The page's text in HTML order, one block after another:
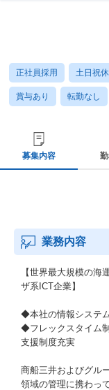
正社員採用 土日祝
賞与あり 転勤なし
募集内容
業務内容
【世界最大規模の海
ザ系ICT企業】
◆本社の情報システ
◆フレックスタイム
支援制度充実
商船三井およびグル
領域の管理に携わっ